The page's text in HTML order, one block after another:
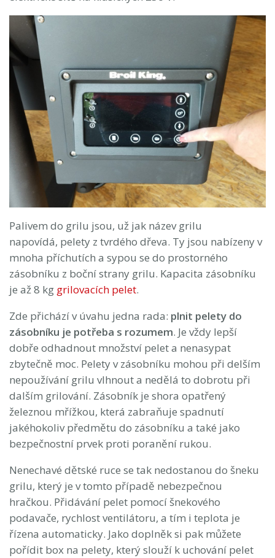
Palivem do grilu jsou, už jak název grilu
napovídá, pelety z tvrdého dřeva. Ty jsou nabízeny v
mnoha příchutích a sypou se do prostorného
zásobníku z boční strany grilu. Kapacita zásobníku
je až 8 kg grilovacích pelet.
Zde přichází v úvahu jedna rada: plnit pelety do
zásobníku je potřeba s rozumem. Je vždy lepší
dobře odhadnout množství pelet a nenasypat
zbytečně moc. Pelety v zásobníku mohou při delším
nepoužívání grilu vlhnout a nedělá to dobrotu při
dalším grilování. Zásobník je shora opatřený
železnou mřížkou, která zabraňuje spadnutí
jakéhokoliv předmětu do zásobníku a také jako
bezpečnostní prvek proti poranění rukou.
Nenechavé dětské ruce se tak nedostanou do šneku
grilu, který je v tomto případě nebezpečnou
hračkou. Přidávání pelet pomocí šnekového
podavače, rychlost ventilátoru, a tím i teplota je
řízena automaticky. Jako doplněk si pak můžete
pořídit box na pelety, který slouží k uchování pelet